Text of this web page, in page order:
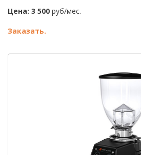
Цена: 3 500 руб/мес.
Заказать.